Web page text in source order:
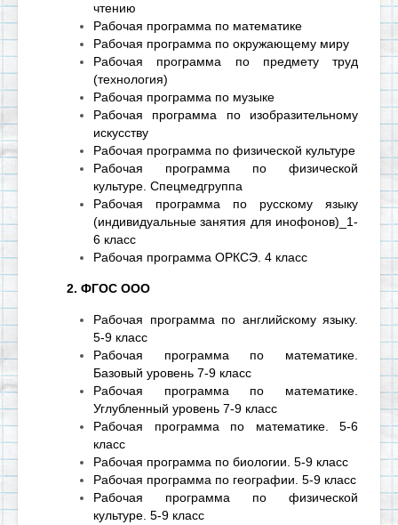
чтению
Рабочая программа по математике
Рабочая программа по окружающему миру
Рабочая программа по предмету труд
(технология)
Рабочая программа по музыке
Рабочая программа по изобразительному
искусству
Рабочая программа по физической культуре
Рабочая программа по физической
культуре. Спецмедгруппа
Рабочая программа по русскому языку
(индивидуальные занятия для инофонов)_1-
6 класс
Рабочая программа ОРКСЭ. 4 класс
2. ФГОС ООО
Рабочая программа по английскому языку.
5-9 класс
Рабочая программа по математике.
Базовый уровень 7-9 класс
Рабочая программа по математике.
Углубленный уровень 7-9 класс
Рабочая программа по математике. 5-6
класс
Рабочая программа по биологии. 5-9 класс
Рабочая программа по географии. 5-9 класс
Рабочая программа по физической
культуре. 5-9 класс